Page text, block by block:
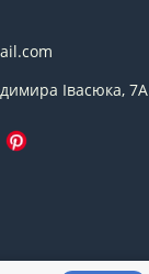
Івасюка, 7А